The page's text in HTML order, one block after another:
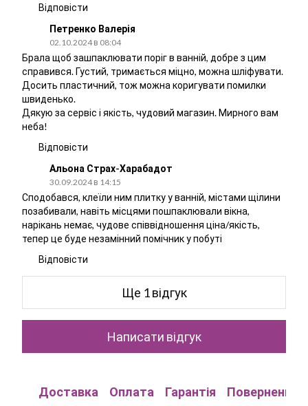
Відповісти
Петренко Валерія
02.10.2024 в 08:04
Брала щоб зашпаклювати поріг в ванній, добре з цим
справився. Густий, тримається міцно, можна шліфувати.
Досить пластичний, тож можна коригувати помилки
швиденько.
Дякую за сервіс і якість, чудовий магазин. Мирного вам
неба!
Відповісти
Альона Страх-Харабадот
30.09.2024 в 14:15
Сподобався, клеїли ним плитку у ванній, містами щілини
позабивали, навіть місцями пошпаклювали вікна,
нарікань немає, чудове співвідношення ціна/якість,
тепер це буде незамінний помічник у побуті
Відповісти
Ще 1 відгук
Написати відгук
Доставка Оплата Гарантія Повернення